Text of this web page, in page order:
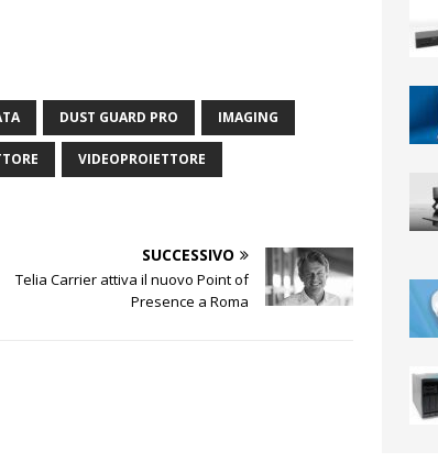
DUST GUARD PRO IMAGING
VIDEOPROIETTORE
SUCCESSIVO
Telia Carrier attiva il nuovo Point of
Presence a Roma